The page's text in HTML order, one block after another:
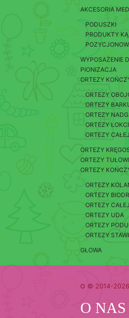
AKCESORIA
PODUSZKI
PRODUKTY
WYPOSAŻENIE
PIONIZACJA
ORTEZY
ORTEZY
ORTEZY
ORTEZY
ORTEZY
ORTEZY
ORTEZY
ORTEZY
ORTEZY
ORTEZY
ORTEZY
ORTEZY
ORTEZY UDA
ORTEZY
ORTEZY
GŁOWA
o © 2014-2026
O NAS